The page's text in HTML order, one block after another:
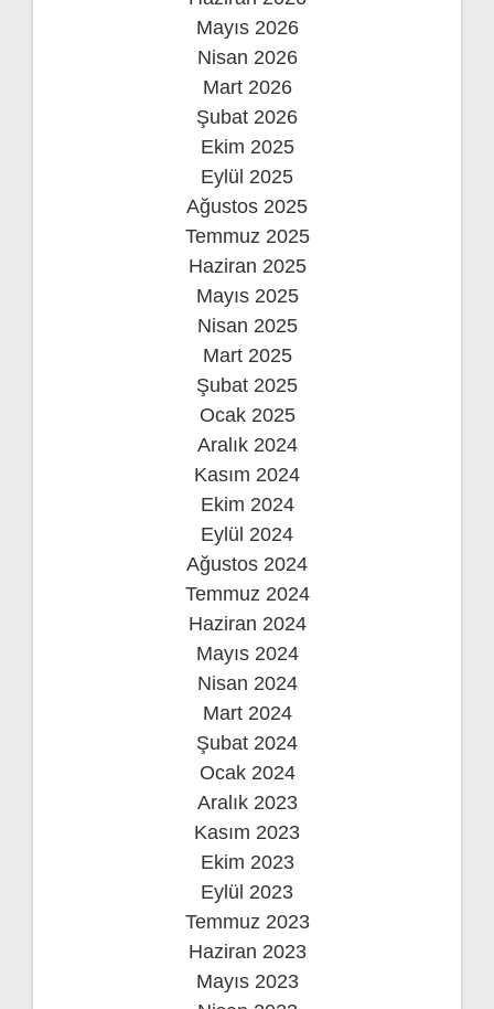
Mayıs 2026
Nisan 2026
Mart 2026
Şubat 2026
Ekim 2025
Eylül 2025
Ağustos 2025
Temmuz 2025
Haziran 2025
Mayıs 2025
Nisan 2025
Mart 2025
Şubat 2025
Ocak 2025
Aralık 2024
Kasım 2024
Ekim 2024
Eylül 2024
Ağustos 2024
Temmuz 2024
Haziran 2024
Mayıs 2024
Nisan 2024
Mart 2024
Şubat 2024
Ocak 2024
Aralık 2023
Kasım 2023
Ekim 2023
Eylül 2023
Temmuz 2023
Haziran 2023
Mayıs 2023